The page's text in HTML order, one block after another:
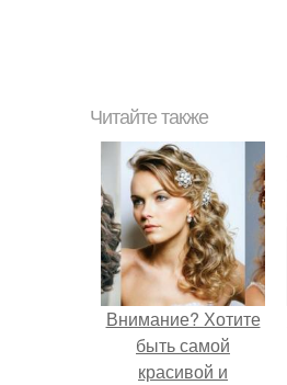
Читайте также
Внимание? Хотите
быть самой
красивой и